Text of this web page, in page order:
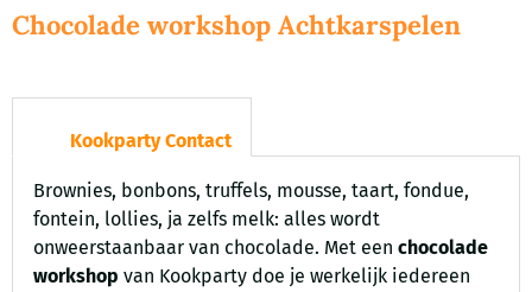
Chocolade workshop Achtkarspelen
Kookparty Contact
Brownies, bonbons, truffels, mousse, taart, fondue,
fontein, lollies, ja zelfs melk: alles wordt
onweerstaanbaar van chocolade. Met eenchocolade
workshopvan Kookparty doe je werkelijk iedereen